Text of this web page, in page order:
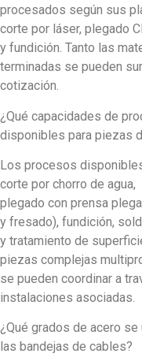
procesados según sus
corte por láser, plegado
y fundición. Tanto las
terminadas se pueden
cotización.
¿Qué capacidades de
disponibles para piezas
Los procesos
corte por chorro de agua,
plegado con prensa
y fresado), fundición,
y tratamiento de
piezas complejas
se pueden coordinar a
instalaciones asociadas.
¿Qué grados de acero
las bandejas de cables?